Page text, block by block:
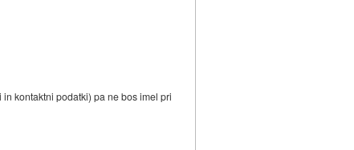
kontaktni podatki) pa ne bos imel pri